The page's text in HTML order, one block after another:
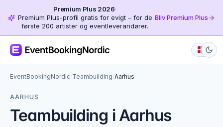
Premium Plus 2026·
Premium Plus-profil gratis for evigt – for de
første 200 artister og eventleverandører.
Bliv Premium Plus
EventBookingNordic/Teambuilding/Aarhus
AARHUS
Teambuilding i Aarhus